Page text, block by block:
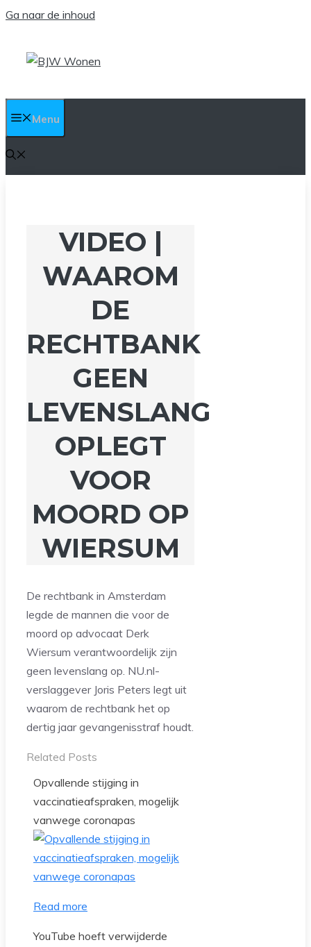
Ga naar de inhoud
Menu
VIDEO |
WAAROM
DE
RECHTBANK
GEEN
LEVENSLANG
OPLEGT
VOOR
MOORD OP
WIERSUM
De rechtbank in Amsterdam
legde de mannen die voor de
moord op advocaat Derk
Wiersum verantwoordelijk zijn
geen levenslang op. NU.nl-
verslaggever Joris Peters legt uit
waarom de rechtbank het op
dertig jaar gevangenisstraf houdt.
Related Posts
Opvallende stijging in
vaccinatieafspraken, mogelijk
vanwege coronapas
Read more
YouTube hoeft verwijderde